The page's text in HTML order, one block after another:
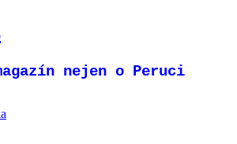
nejen o Peruci